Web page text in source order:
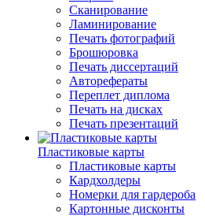
Сканирование
Ламинирование
Печать фотографий
Брошюровка
Печать диссертаций
Авторефераты
Переплет диплома
Печать на дисках
Печать презентаций
Пластиковые карты
Пластиковые карты
Кардхолдеры
Номерки для гардероба
Картонные дисконты